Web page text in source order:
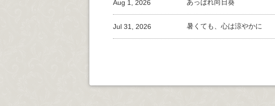
あっぱれ向日葵
Aug 1, 2026
暑くても、心は涼やかに
Jul 31, 2026